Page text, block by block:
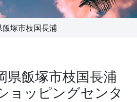
飯塚市枝国長浦
県飯塚市枝国長浦
ョッピングセンタ